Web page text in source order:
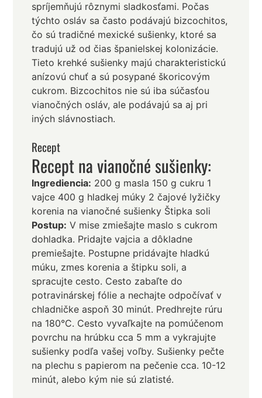
spríjemňujú rôznymi sladkosťami. Počas
týchto osláv sa často podávajú bizcochitos,
čo sú tradičné mexické sušienky, ktoré sa
tradujú už od čias španielskej kolonizácie.
Tieto krehké sušienky majú charakteristickú
anízovú chuť a sú posypané škoricovým
cukrom. Bizcochitos nie sú iba súčasťou
vianočných osláv, ale podávajú sa aj pri
iných slávnostiach.
Recept
Recept na vianočné sušienky:
Ingrediencia: 200 g masla 150 g cukru 1
vajce 400 g hladkej múky 2 čajové lyžičky
korenia na vianočné sušienky Štipka soli
Postup: V mise zmiešajte maslo s cukrom
dohladka. Pridajte vajcia a dôkladne
premiešajte. Postupne pridávajte hladkú
múku, zmes korenia a štipku soli, a
spracujte cesto. Cesto zabaľte do
potravinárskej fólie a nechajte odpočívať v
chladničke aspoň 30 minút. Predhrejte rúru
na 180°C. Cesto vyvaľkajte na pomúčenom
povrchu na hrúbku cca 5 mm a vykrajujte
sušienky podľa vašej voľby. Sušienky pečte
na plechu s papierom na pečenie cca. 10-12
minút, alebo kým nie sú zlatisté.